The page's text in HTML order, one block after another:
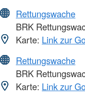
Rettungswache
BRK
Karte: Link zur
Rettungswache
BRK
Karte: Link zur